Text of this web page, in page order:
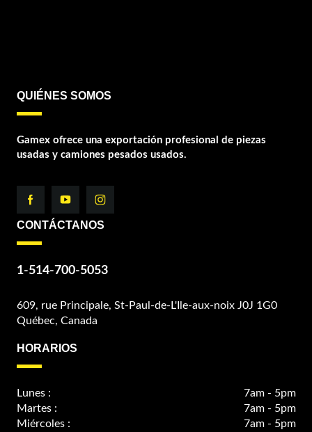
QUIÉNES SOMOS
Gamex ofrece una exportación profesional de piezas
usadas y camiones pesados usados.
CONTÁCTANOS
1-514-700-5053
609, rue Principale, St-Paul-de-L'Ile-aux-noix J0J 1G0
Québec, Canada
HORARIOS
Lunes :
7am - 5pm
Martes :
7am - 5pm
Miércoles :
7am - 5pm